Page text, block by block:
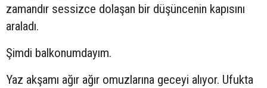
zamandır sessizce dolaşan bir düşüncenin kapısını
araladı.
Şimdi balkonumdayım.
Yaz akşamı ağır ağır omuzlarına geceyi alıyor. Ufukta